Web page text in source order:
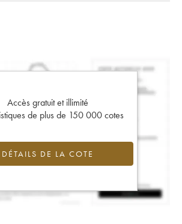
Accès gratuit et illimité
de plus de 150 000 cotes
DÉTAILS DE LA COTE